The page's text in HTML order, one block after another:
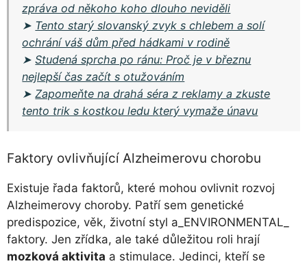
zpráva od někoho koho dlouho neviděli
➤ Tento starý slovanský zvyk s chlebem a solí
ochrání váš dům před hádkami v rodině
➤Studená sprcha po ránu: Proč je v březnu
nejlepší čas začít s otužováním
➤Zapomeňte na drahá séra z reklamy a zkuste
tento trik s kostkou ledu který vymaže únavu
Faktory ovlivňující Alzheimerovu chorobu
Existuje řada faktorů, které mohou ovlivnit rozvoj
Alzheimerovy choroby. Patří sem genetické
predispozice, věk, životní styl a_ENVIRONMENTAL_
faktory. Jen zřídka, ale také důležitou roli hrají
mozková aktivita a stimulace. Jedinci, kteří se